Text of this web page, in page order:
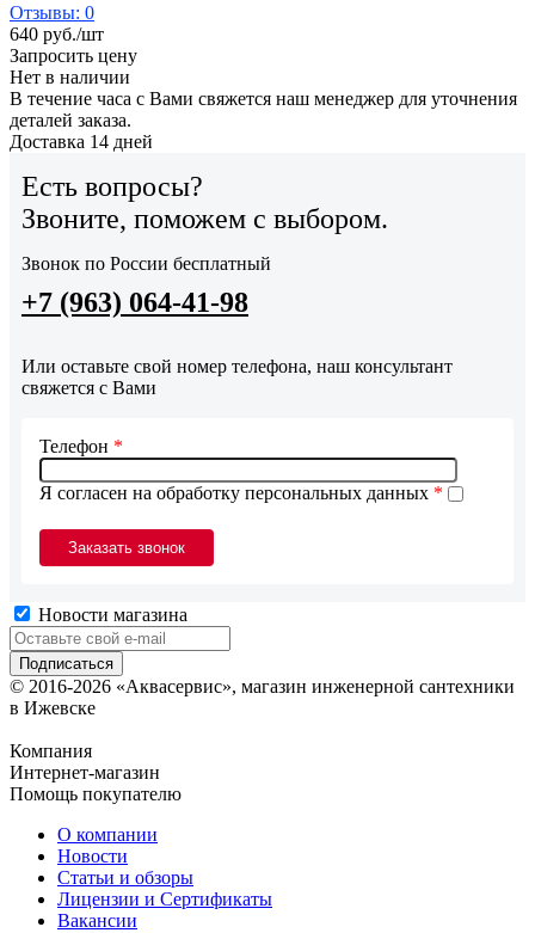
Отзывы: 0
640 руб./шт
Запросить цену
Нет в наличии
В течение часа с Вами свяжется наш менеджер для уточнения
деталей заказа.
Доставка 14 дней
Есть вопросы?
Звоните, поможем с выбором.
Звонок по России бесплатный
+7 (963) 064-41-98
Или оставьте свой номер телефона, наш консультант
свяжется с Вами
Я согласен на обработку персональных данных *
Телефон *
Новости магазина
© 2016-2026 «Аквасервис», магазин инженерной сантехники
в Ижевске
Компания
Интернет-магазин
Помощь покупателю
О компании
Новости
Статьи и обзоры
Лицензии и Сертификаты
Вакансии